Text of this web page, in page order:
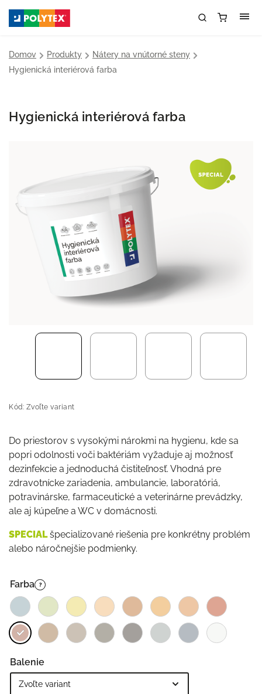
Domov / Produkty / Nátery na vnútorné steny /
Hygienická interiérová farba
Hygienická interiérová farba
Kód: Zvoľte variant
Do priestorov s vysokými nárokmi na hygienu, kde sa
popri odolnosti voči baktériám vyžaduje aj možnosť
dezinfekcie a jednoduchá čistiteľnosť. Vhodná pre
zdravotnícke zariadenia, ambulancie, laboratóriá,
potravinárske, farmaceutické a veterinárne prevádzky,
ale aj kúpeľne a WC v domácnosti.
SPECIALšpecializované riešenia pre konkrétny problém
alebo náročnejšie podmienky.
Farba ?
Balenie